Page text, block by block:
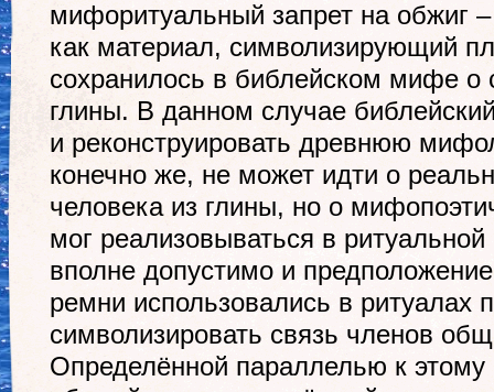
мифоритуальный запрет на обжиг
как материал, символизирующий
сохранилось в библейском мифе о
глины. В данном случае
и реконструировать древнюю
конечно же, не может идти о
человека из глины, но о
мог реализовываться в ритуальной
вполне допустимо и
ремни использовались в ритуалах
символизировать связь членов
Определённой параллелью к